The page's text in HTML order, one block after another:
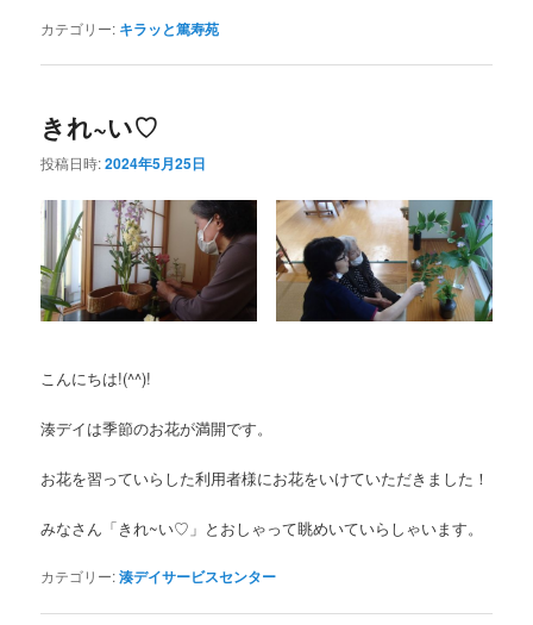
カテゴリー: キラッと篤寿苑
きれ~い♡
投稿日時:2024年5月25日
こんにちは!(^^)!
湊デイは季節のお花が満開です。
お花を習っていらした利用者様にお花をいけていただきました！
みなさん「きれ~い♡」とおしゃって眺めいていらしゃいます。
カテゴリー:湊デイサービスセンター